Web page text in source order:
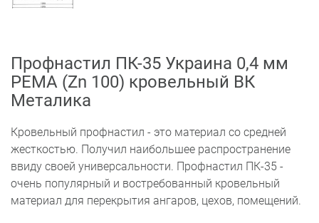
Профнастил ПК-35 Украина 0,4 мм
PEMA (Zn 100) кровельный ВК
Металика
Кровельный профнастил - это материал со средней
жесткостью. Получил наибольшее распространение
ввиду своей универсальности. Профнастил ПК-35 -
очень популярный и востребованный кровельный
материал для перекрытия ангаров, цехов, помещений.